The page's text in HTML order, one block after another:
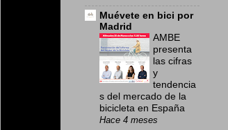
Muévete en bici por
Madrid
AMBE
presenta
las cifras
y
tendencia
s del mercado de la
bicicleta en España
Hace 4 meses